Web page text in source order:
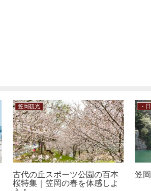
・日本遺産・文化財・史跡
笠岡市北木島 サイクリング
・
笠